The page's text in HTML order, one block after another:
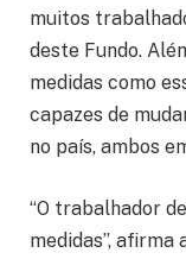
muitos
deste Fundo.
medidas como
capazes de
no país, ambos
“O trabalhador
medidas”, afirma